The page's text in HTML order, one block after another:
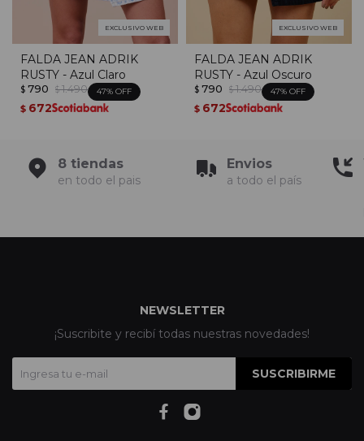
EXCLUSIVO WEB
FALDA JEAN ADRIK
RUSTY - Azul Claro
$ 790 $ 1.490 47
$ 672
EXCLUSIVO WEB
FALDA JEAN ADRIK
RUSTY - Azul Oscuro
$ 790 $ 1.490 47
$ 672
8 tiendas
en todo el pais
Envios
a todo el país
NEWSLETTER
¡Suscribite y recibí todas nuestras novedades!
SUSCRIBIRME